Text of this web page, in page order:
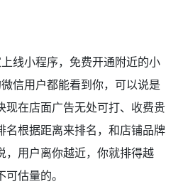
小程序，免费开通附近的小
信用户都能看到你，可以说是
现在店面广告无处可打、收费贵
名根据距离来排名，和店铺品牌
，用户离你越近，你就排得越
估量的。